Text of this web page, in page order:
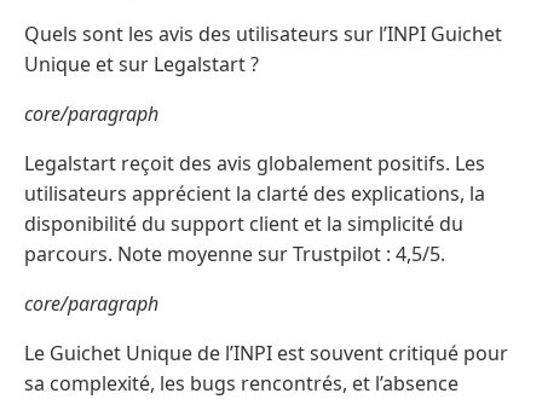
Quels sont les avis des utilisateurs sur l’INPI Guichet
Unique et sur Legalstart ?
core/paragraph
Legalstart reçoit des avis globalement positifs. Les
utilisateurs apprécient la clarté des explications, la
disponibilité du support client et la simplicité du
parcours. Note moyenne sur Trustpilot : 4,5/5.
core/paragraph
Le Guichet Unique de l’INPI est souvent critiqué pour
sa complexité, les bugs rencontrés, et l’absence